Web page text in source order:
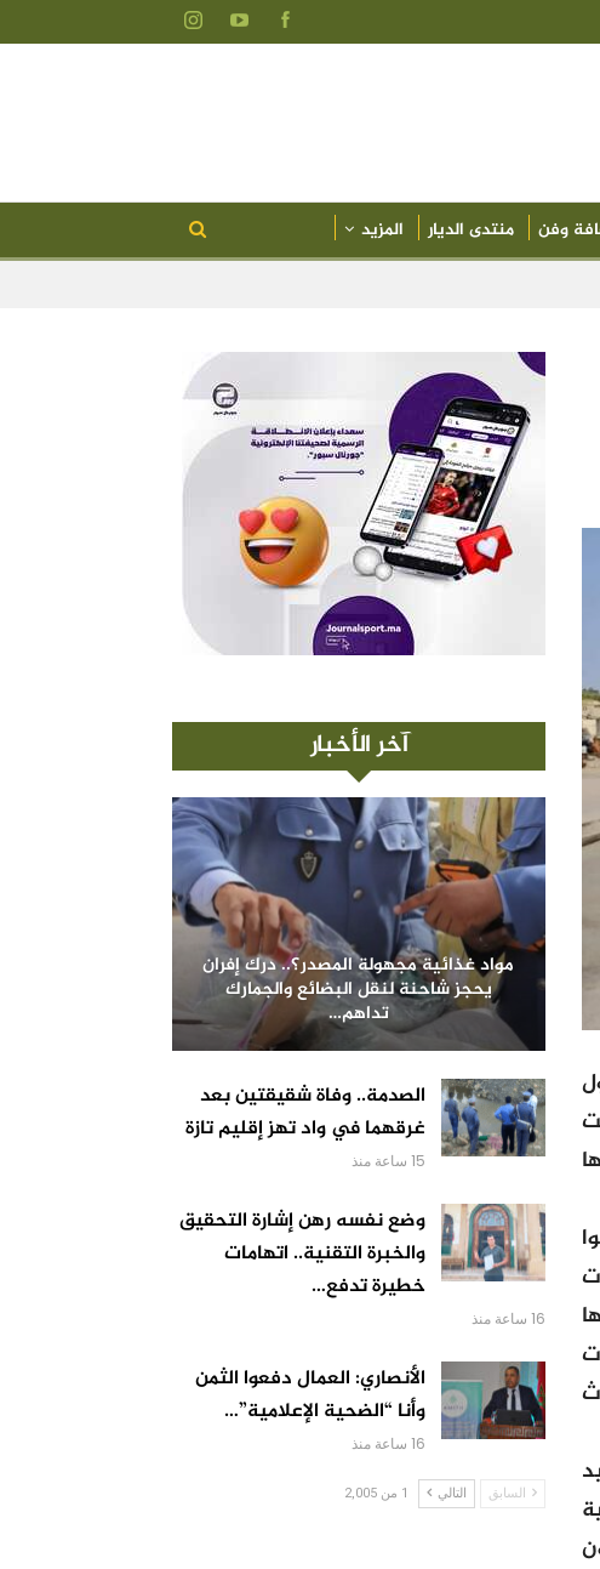
وفن منتدى الديار المزيد
آخر الأخبار
مواد غذائية مجهولة المصدر؟.. درك إفران
يحجز شاحنة لنقل البضائع والجمارك
تداهم…
الصدمة.. وفاة شقيقتين بعد
غرقهما في واد تهز إقليم تازة
15 ساعة منذ
وضع نفسه رهن إشارة التحقيق
والخبرة التقنية.. اتهامات
خطيرة تدفع…
16 ساعة منذ
الأنصاري: العمال دفعوا الثمن
وأنا “الضحية الإعلامية”…
16 ساعة منذ
السابق التالي 1 من 2,005